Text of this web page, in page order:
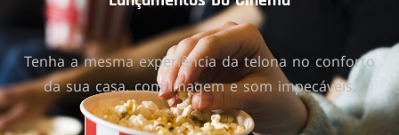
Tenha a mesma experiência da telona no conforto
da sua casa, com imagem e som impecáveis.